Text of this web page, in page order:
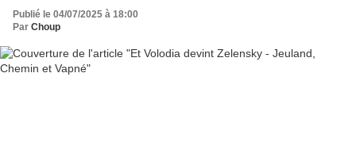
Publié le 04/07/2025 à 18:00
Par Choup